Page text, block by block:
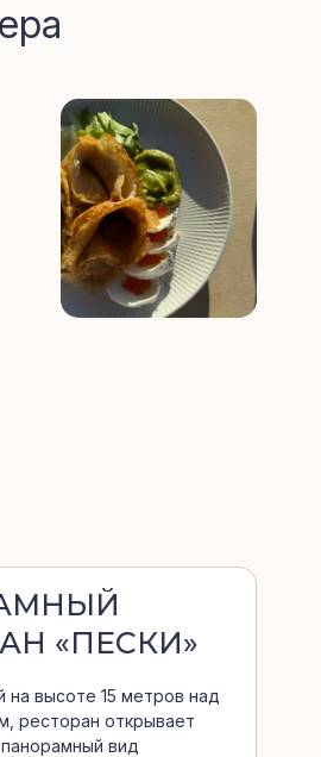
на высоте 15 метров над
ресторан открывает
вид
«ПЕСКИ»